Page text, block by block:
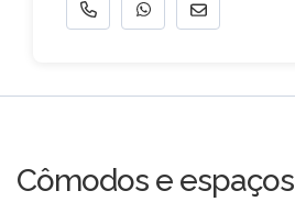
Cômodos e espaços